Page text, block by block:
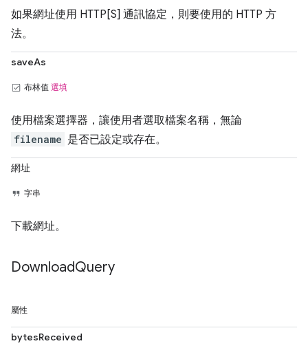
如果網址使用 HTTP[S] 通訊協定，則要使用的 HTTP 方
法。
saveAs
布林值 選填
使用檔案選擇器，讓使用者選取檔案名稱，無論
filename 是否已設定或存在。
網址
字串
下載網址。
DownloadQuery
屬性
bytesReceived